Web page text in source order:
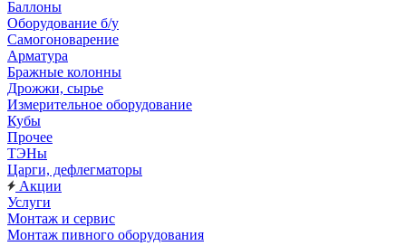
Баллоны
Оборудование б/у
Самогоноварение
Арматура
Бражные колонны
Дрожжи, сырье
Измерительное оборудование
Кубы
Прочее
ТЭНы
Царги, дефлегматоры
Акции
Услуги
Монтаж и сервис
Монтаж пивного оборудования